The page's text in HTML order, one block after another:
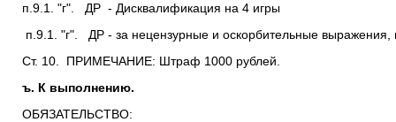
п.9.1. "г". ДР - Дисквалификация на 4 игры
п.9.1. "г". ДР - за нецензурные и оскорбительные выражения,
Ст. 10. ПРИМЕЧАНИЕ: Штраф 1000 рублей.
ъ. К выполнению.
ОБЯЗАТЕЛЬСТВО: